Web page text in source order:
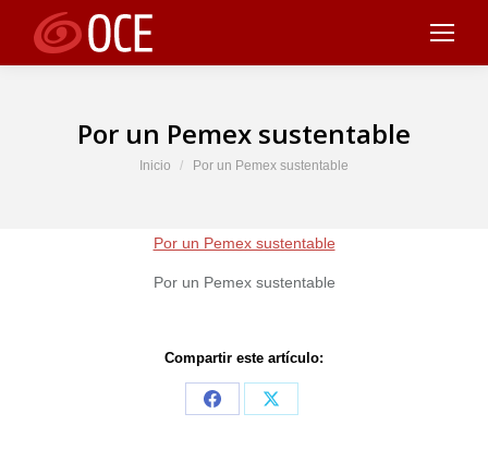
Por un Pemex sustentable
Estás aquí:
Inicio Por un Pemex sustentable
Por un Pemex sustentable
Por un Pemex sustentable
Compartir este artículo:
Share
Share